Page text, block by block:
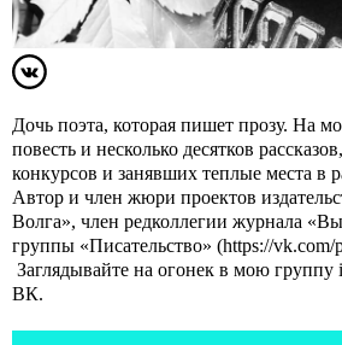
Дочь поэта, которая пишет прозу. На
повесть и несколько десятков
конкурсов и занявших теплые места в
Автор и член жюри проектов
Волга», член редколлегии журнала
группы «Писательство» (https://vk.com/
Заглядывайте на огонек в мою группу
ВК.